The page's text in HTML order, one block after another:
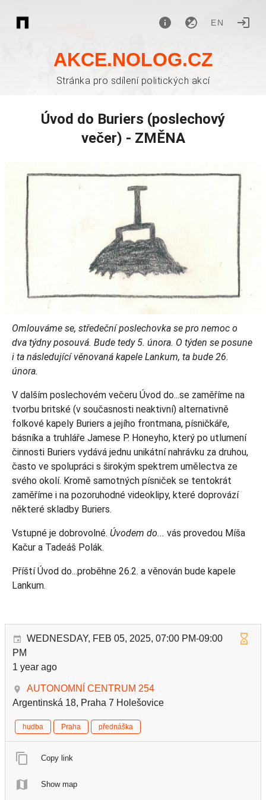
EN
AKCE.NOLOG.CZ
Stránka pro sdílení politických akcí
Úvod do Buriers (poslechový
večer) - ZMĚNA
Omlouváme se, středeční poslechovka se pro nemoc o
dva týdny posouvá. Bude tedy 5. února. O týden se posune
i ta následující věnovaná kapele Lankum, ta bude 26.
února.
V dalším poslechovém večeru Úvod do...se zaměříme na
tvorbu britské (v současnosti neaktivní) alternativně
folkové kapely Buriers a jejího frontmana, písničkáře,
básníka a truhláře Jamese P. Honeyho, který po utlumení
činnosti Buriers vydává jednu unikátní nahrávku za druhou,
často ve spolupráci s širokým spektrem umělectva ze
svého okolí. Kromě samotných písniček se tentokrát
zaměříme i na pozoruhodné videoklipy, které doprovází
některé skladby Buriers.
Vstupné je dobrovolné. Úvodem do... vás provedou Míša
Kačur a Tadeáš Polák.
Příští Úvod do...proběhne 26.2. a věnován bude kapele
Lankum.
WEDNESDAY, FEB 05, 2025, 07:00 PM-09:00
PM
1 year ago
AUTONOMNÍ CENTRUM 254
Argentinská 18, Praha 7 Holešovice
hudba Praha přednáška
Copy link
Show map